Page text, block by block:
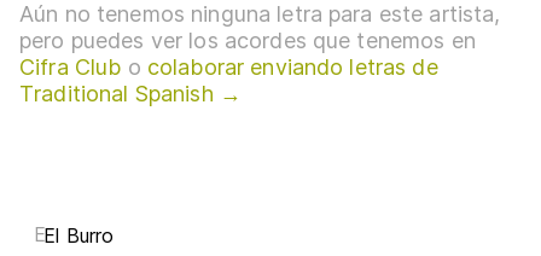
Aún no tenemos ninguna letra para este artista,
pero puedes ver los acordes que tenemos en
Cifra Club o colaborar enviando letras de
Traditional Spanish →
EEl Burro